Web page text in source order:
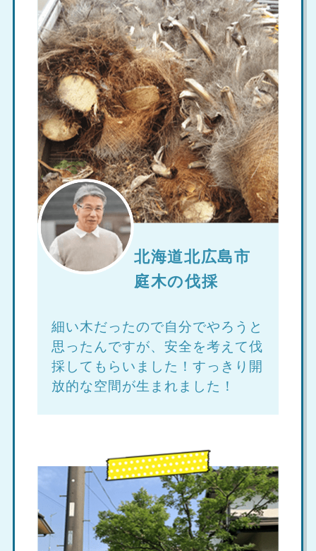
北海道北広島市
庭木の伐採
細い木だったので自分でやろうと
思ったんですが、安全を考えて伐
採してもらいました！すっきり開
放的な空間が生まれました！